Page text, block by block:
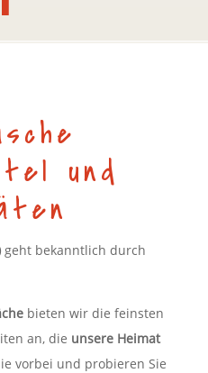
und
geht bekanntlich durch
bieten wir die feinsten
an, die unsere Heimat
vorbei und probieren Sie